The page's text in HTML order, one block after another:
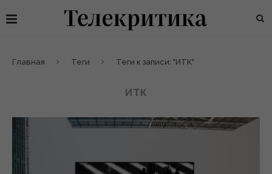
Главная Теги Теги к записи: "ИТК"
ИТК